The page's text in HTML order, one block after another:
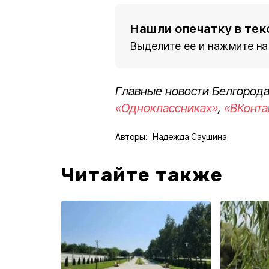
Нашли опечатку в
Выделите ее и нажмите на
Главные новости
«Одноклассниках»,
Авторы: Надежда Саушина
Читайте также